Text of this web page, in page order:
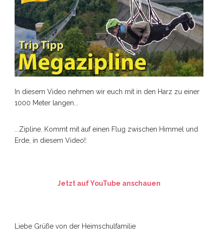
In diesem Video nehmen wir euch mit in den Harz zu einer
1000 Meter langen...
...Zipline. Kommt mit auf einen Flug zwischen Himmel und
Erde, in diesem Video!:
Jetzt auf YouTube anschauen
Liebe Grüße von der Heimschulfamilie